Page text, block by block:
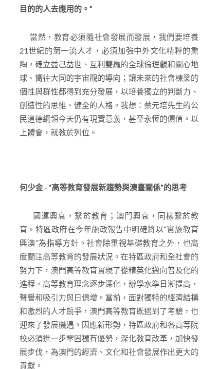
目的的人去應用的。”
當然，教育必須隨社會發展而發展，我們要培養
21世紀的第一流人才，必須加強中外文化精粹的熏
陶，確立益己益世、互利雙贏的全球倫理觀和關心地
球、嚮往大同的宇宙觀的導向；讓未來的社會棟梁的
個性與群性都得到充分發展，以培養獨立的判斷力、
創造性的思維、健全的人格。我想：蔡元培先生的公
民道德綱領今天仍有現實意義，甚至永恆的價值。以
上體會，就教於列位。
何少金 - “高等教育發展新趨勢與澳臺關係”的思考
國運興衰，繫於教育；澳門興衰，同樣繫於教
育。特區政府在今年施政報告中明確將以“實施教育
興澳”為指導方針。社會除重視基礎教育之外，也高
度關注高等教育的發展狀況。在特區政府和全社會的
努力下，澳門高等教育實現了從精英化邁向普及化的
進程，高等教育理念逐步深化，辦學水準日漸提高，
聲譽和吸引力與日俱增。當前，面對獨特的經濟結構
和激烈的人才競爭，澳門高等教育既遇到了考驗，也
迎來了發展機遇。因應新形勢，特區政府和各高等院
校必須進一步鞏固獨有優勢，深化教育改革，加快發
展步伐，為澳門的經濟、文化和社會發展作出更大的
貢獻。